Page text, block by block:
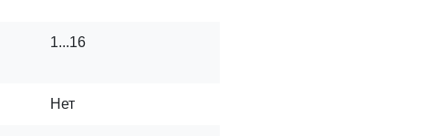
1...16
Нет